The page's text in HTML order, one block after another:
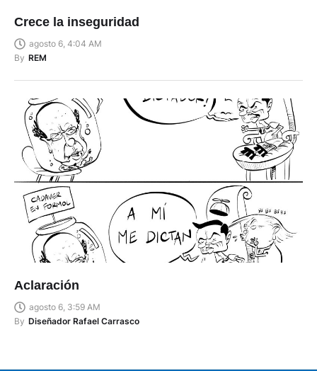
Crece la inseguridad
agosto 6, 4:04 AM
By REM
Aclaración
agosto 6, 3:59 AM
By Diseñador Rafael Carrasco